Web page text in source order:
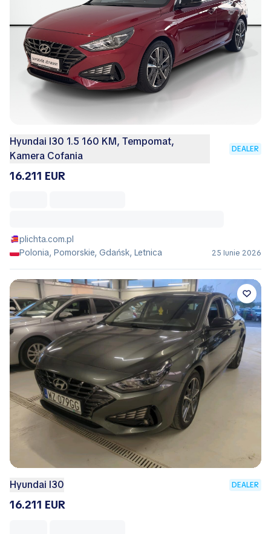
Hyundai I30 1.5 160 KM, Tempomat,
Kamera Cofania
DEALER
16.211 EUR
plichta.com.pl
Polonia, Pomorskie, Gdańsk, Letnica
25 Iunie 2026
Hyundai I30 DEALER
16.211 EUR